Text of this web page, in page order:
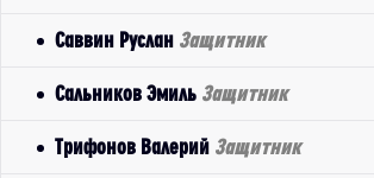
Саввин Руслан Защитник
Сальников Эмиль Защитник
Трифонов Валерий Защитник